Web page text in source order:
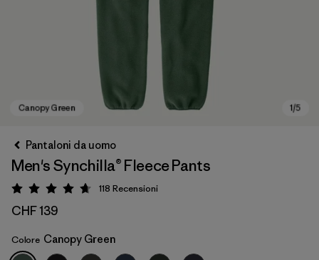
Pantaloni da uomo
Men's Synchilla® Fleece Pants
Valutazione: 4.7 / 5
118 Recensioni
CHF 139
Colore Canopy Green